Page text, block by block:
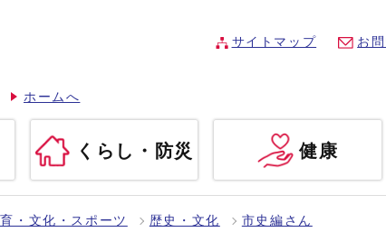
ホームへ
サイトマップ お
くらし・防災 健康
・文化・スポーツ 歴史・文化 市史編さん